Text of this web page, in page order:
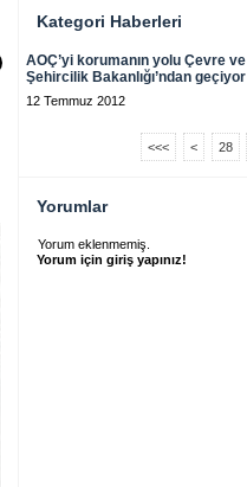
Kategori Haberleri
AOÇ’yi korumanın yolu Çevre ve
Şehircilik Bakanlığı’ndan geçiyor
12 Temmuz 2012
<<< < 28
Yorumlar
Yorum eklenmemiş.
Yorum için giriş yapınız!